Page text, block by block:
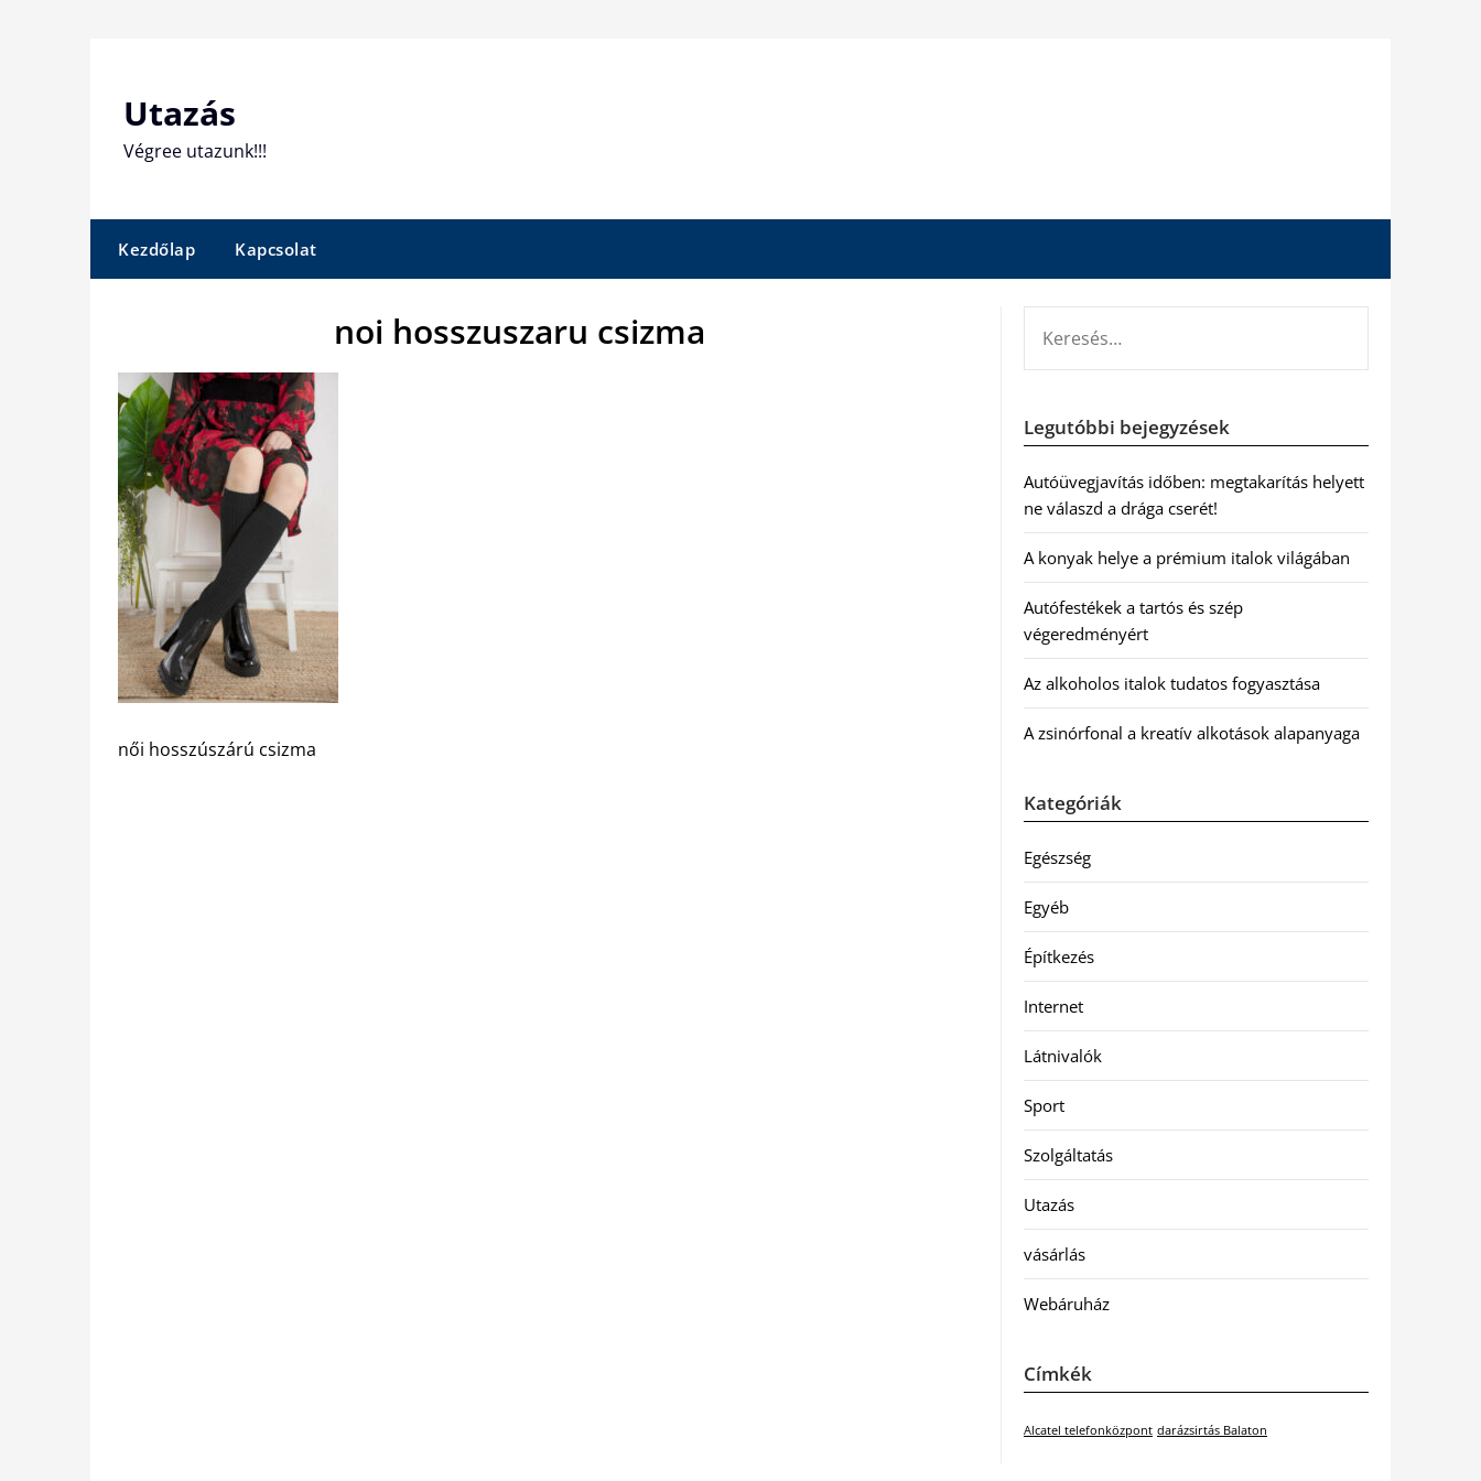
Utazás
Végree utazunk!!!
Kezdőlap Kapcsolat
noi hosszuszaru csizma
női hosszúszárú csizma
Legutóbbi bejegyzések
Autóüvegjavítás időben: megtakarítás helyett
ne válaszd a drága cserét!
A konyak helye a prémium italok világában
Autófestékek a tartós és szép
végeredményért
Az alkoholos italok tudatos fogyasztása
A zsinórfonal a kreatív alkotások alapanyaga
Kategóriák
Egészség
Egyéb
Építkezés
Internet
Látnivalók
Sport
Szolgáltatás
Utazás
vásárlás
Webáruház
Címkék
Alcatel telefonközpont darázsirtás Balaton